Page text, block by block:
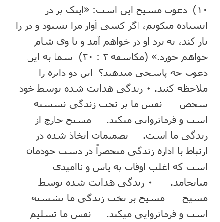
۱۰) دعوت مسیح این است: «اینک بر در
ایستاده میکوبم، اگر کسی آواز مرا بشنود و در را
باز کند، به نزد او در خواهم آمد و با وی شام
خواهم خورد.» (مکاشفه ۳ : ۲۰) شما به این
دعوت چه پاسخی میدهید؟ این دو دایره را
ملاحظه کنید. ۰ زندگی هدایت شده توسط خود
شخص نفس ما بر تخت زندگی نشسته
است و فرمانروایی میکند. مسیح خارج از
زندگی ما است. تصمیمات اتخاذ شده در
ارتباط با اداره زندگی منحصراً در دست خودمان
است که اغلب اوقات به یاس و ناامیدی
میانجامد. ۰ زندگی هدایت شده توسط
مسیح مسیح بر تخت زندگی ما نشسته
است و فرمانروایی میکند. نفس ما تسلیم